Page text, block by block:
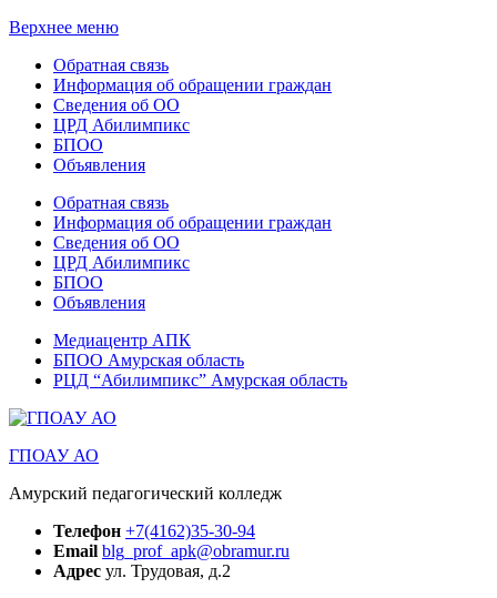
Верхнее меню
Обратная связь
Информация об обращении граждан
Сведения об ОО
ЦРД Абилимпикс
БПОО
Объявления
Обратная связь
Информация об обращении граждан
Сведения об ОО
ЦРД Абилимпикс
БПОО
Объявления
Медиацентр АПК
БПОО Амурская область
РЦД “Абилимпикс” Амурская область
ГПОАУ АО
Амурский педагогический колледж
Телефон +7(4162)35-30-94
Email blg_prof_apk@obramur.ru
Адрес ул. Трудовая, д.2